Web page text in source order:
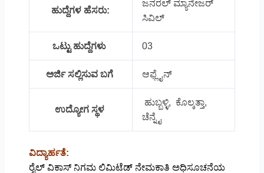
ಹುದ್ದೆಗಳ ಹೆಸರು:
ಜನರಲ್ ಮ್ಯಾನೇಜರ್
ಸಿವಿಲ್
ಒಟ್ಟು ಹುದ್ದೆಗಳು 03
ಅರ್ಜಿ ಸಲ್ಲಿಸುವ ಬಗೆ ಆಫ್ಲೈನ್
ಉದ್ಯೋಗ ಸ್ಥಳ
ಹುಬ್ಬಳ್ಳಿ, ಕೊಲ್ಕತ್ತಾ,
ಚೆನ್ನೈ
ವಿದ್ಯಾರ್ಹತೆ:
ರೈಲ್ ವಿಕಾಸ್ ನಿಗಮ ಲಿಮಿಟೆಡ್ ನೇಮಕಾತಿ ಅಧಿಸೂಚನೆಯ